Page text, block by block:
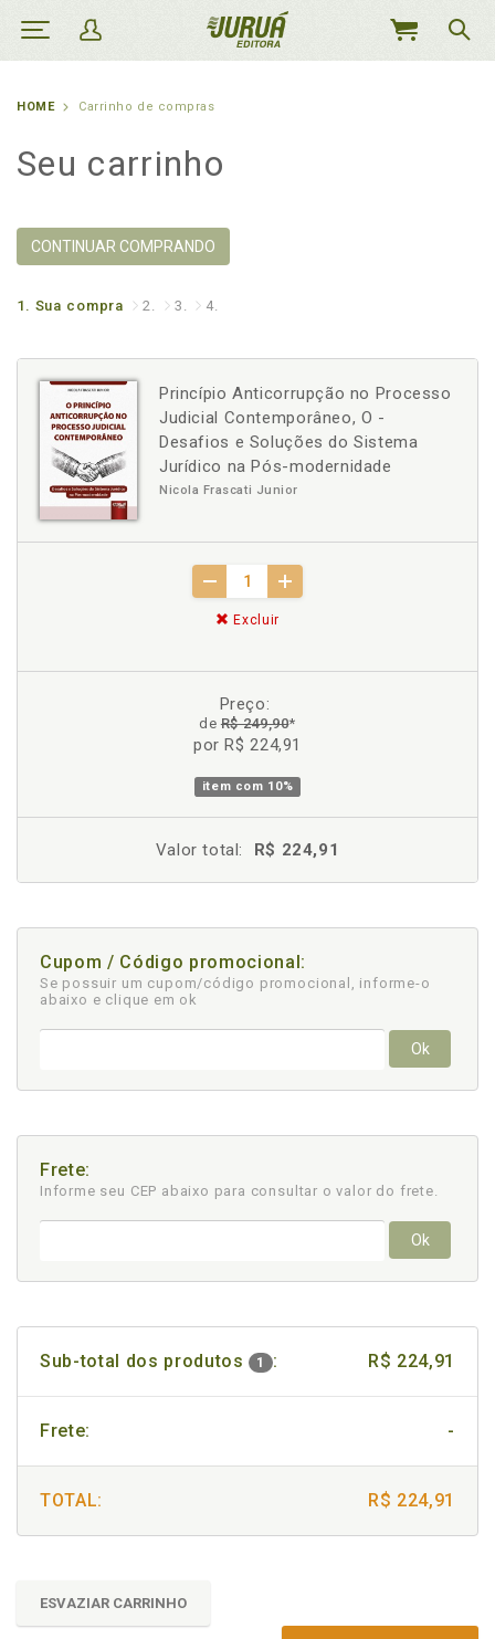
MEU
HOME Carrinho de compras
Seu carrinho
CONTINUAR COMPRANDO
1. Sua compra 2. 3. 4.
Princípio Anticorrupção no Processo
Judicial Contemporâneo, O -
Desafios e Soluções do Sistema
Jurídico na Pós-modernidade
Nicola Frascati Junior
Excluir
Preço:
deR$ 249,90*
por R$ 224,91
item com 10%
Valor total: R$ 224,91
Cupom / Código promocional:
Se possuir um cupom/código promocional, informe-o
abaixo e clique em ok
Ok
Frete:
Informe seu CEP abaixo para consultar o valor do frete.
Ok
Sub-total dos produtos 1 : R$ 224,91
Frete: -
TOTAL: R$ 224,91
ESVAZIAR CARRINHO